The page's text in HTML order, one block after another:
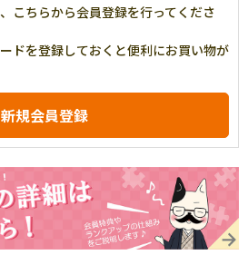
こちらから会員登録を行ってくださ
ドを登録しておくと便利にお買い物が